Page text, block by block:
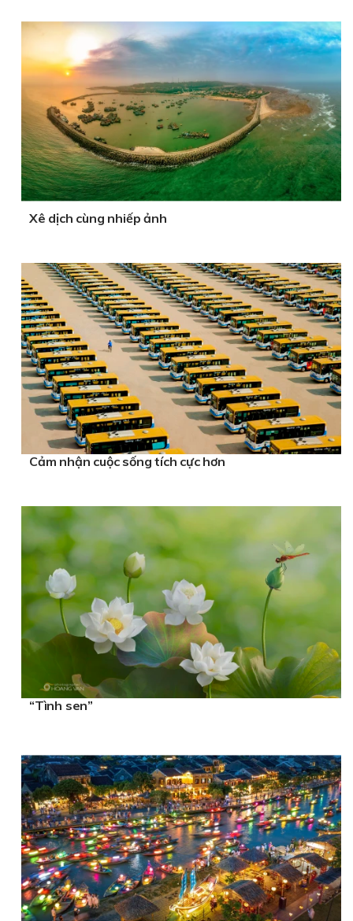
Xê dịch cùng nhiếp ảnh
Cảm nhận cuộc sống tích cực hơn
“Tình sen”